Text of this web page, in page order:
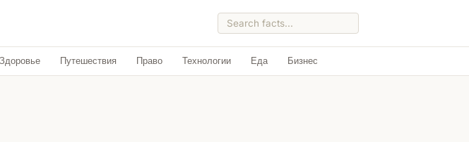
Здоровье Путешествия Право Технологии Еда Бизнес